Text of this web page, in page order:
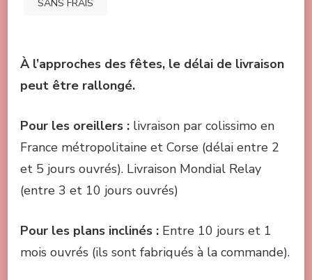
SANS FRAIS
À l’approches des fêtes, le délai de livraison
peut être rallongé.
Pour les oreillers : livraison par colissimo en
France métropolitaine et Corse (délai entre 2
et 5 jours ouvrés). Livraison Mondial Relay
(entre 3 et 10 jours ouvrés)
Pour les plans inclinés : Entre 10 jours et 1
mois ouvrés (ils sont fabriqués à la commande).